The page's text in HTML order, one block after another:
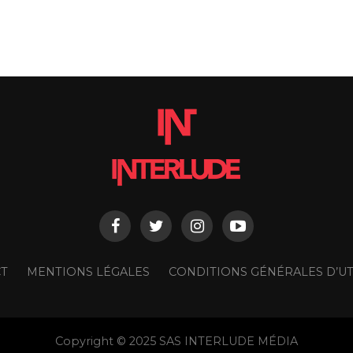
MENTIONS LÉGALES CONDITIONS GÉNÉRALES
Copyright © 2025 SAS INTERLUDE MÉDIA